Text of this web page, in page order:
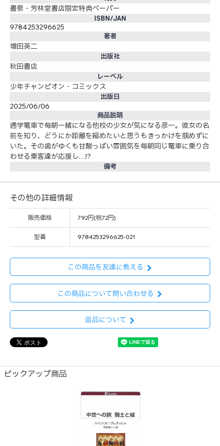
書泉・芳林堂書店限定特典ペーパー
ISBN/JAN
9784253296625
著者
増田英二
出版社
秋田書店
レーベル
少年チャンピオン・コミックス
出版日
2025/06/06
商品説明
通学電車で毎朝一緒になる他校の少女が気になる彦一。彼女の名
前を知り、どうにか距離を縮めたいと思うもきっかけを掴めずに
いた。その歯がゆくも甘酸っぱい雰囲気を毎朝同じ電車に乗り合
わせる乗客達が応援し…!?
備考
その他の詳細情報
販売価格 792円(税72円)
型番 9784253296625-021
この商品を友達に教える
この商品について問い合わせる
返品について
ピックアップ商品